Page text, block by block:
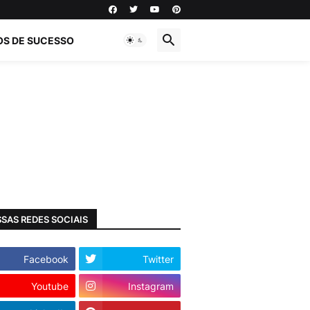
DE SUCESSO
REDES SOCIAIS
Facebook Twitter
Youtube Instagram